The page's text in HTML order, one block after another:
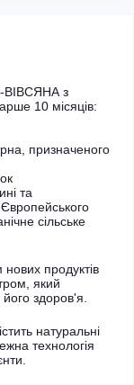
з
10 місяців:
призначеного
та
сільське
продуктів
який
здоров'я.
натуральні
технологія